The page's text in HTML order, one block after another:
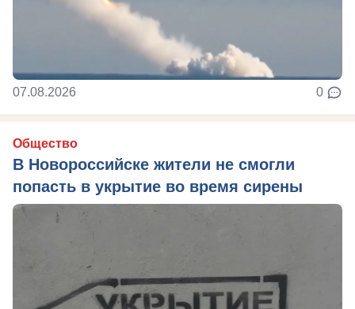
07.08.2026 0
Общество
В Новороссийске жители не смогли
попасть в укрытие во время сирены